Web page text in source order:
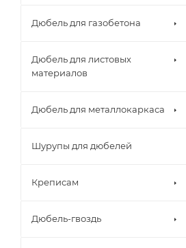
Дюбель для газобетона
Дюбель для листовых
материалов
Дюбель для металлокаркаса
Шурупы для дюбелей
Креписам
Дюбель-гвоздь